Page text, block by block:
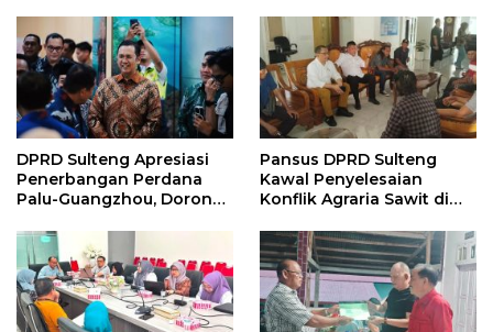
DPRD Sulteng Apresiasi
Penerbangan Perdana
Palu-Guangzhou, Dorong
Pansus DPRD Sulteng
Kawal Penyelesaian
Konflik Agraria Sawit di